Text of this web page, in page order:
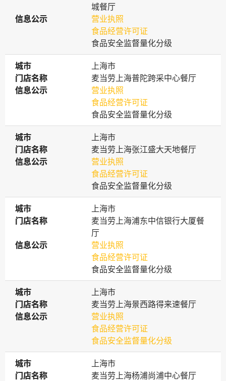
城餐厅
信息公示
信息公示
营业执照
食品经营许可证
食品安全监督量化分级
城市
城市
上海市
门店名称
门店名称
麦当劳上海普陀跨采中心餐厅
信息公示
信息公示
营业执照
食品经营许可证
食品安全监督量化分级
城市
城市
上海市
门店名称
门店名称
麦当劳上海张江盛大天地餐厅
信息公示
信息公示
营业执照
食品经营许可证
食品安全监督量化分级
城市
城市
上海市
门店名称
门店名称
麦当劳上海浦东中信银行大厦餐
厅
信息公示
信息公示
营业执照
食品经营许可证
食品安全监督量化分级
城市
城市
上海市
门店名称
门店名称
麦当劳上海景西路得来速餐厅
信息公示
信息公示
营业执照
食品经营许可证
食品安全监督量化分级
城市
城市
上海市
门店名称
门店名称
麦当劳上海杨浦尚浦中心餐厅